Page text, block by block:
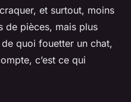
et surtout, moins
de pièces, mais plus
de quoi fouetter un chat,
c’est ce qui